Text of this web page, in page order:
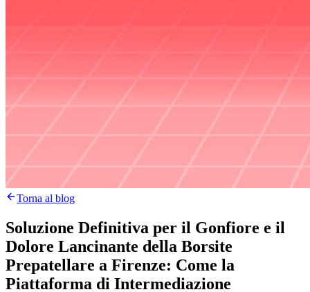
Torna al blog
Soluzione Definitiva per il Gonfiore e il
Dolore Lancinante della Borsite
Prepatellare a Firenze: Come la
Piattaforma di Intermediazione